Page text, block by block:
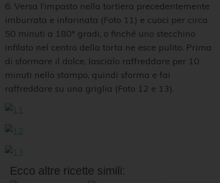
6. Versa l’impasto nella tortiera precedentemente
imburrata e infarinata (Foto 11) e cuoci per circa
50 minuti a 180° gradi, o finché uno stecchino
infilato nel centro della torta ne esce pulito. Prima
di sformare il dolce, lascialo raffreddare per 10
minuti nello stampo, quindi sforma e fai
raffreddare su una griglia (Foto 12 e 13).
Ecco altre ricette simili: